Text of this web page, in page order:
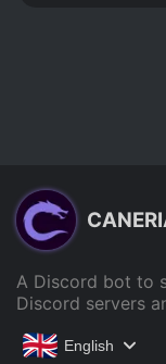
A Discord bot to
Discord servers
English